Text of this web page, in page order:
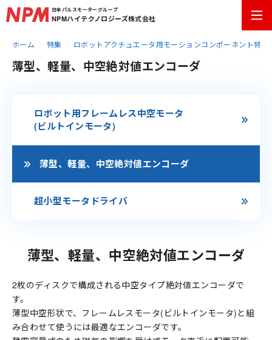
日本パルスモーターグループ
NPMハイテクノロジーズ株式会社
ホーム 特集 ロボットアクチュエータ用モーションコンポーネント特集
薄型、軽量、中空絶対値エンコーダ
ロボット用フレームレス中空モータ
(ビルトインモータ)
薄型、軽量、中空絶対値エンコーダ
超小型モータドライバ
薄型、軽量、中空絶対値エンコーダ
2枚のディスクで構成される中空タイプ絶対値エンコーダで
す。
薄型中空形状で、フレームレスモータ(ビルトインモータ)と組
み合わせて使うには最適なエンコーダです。